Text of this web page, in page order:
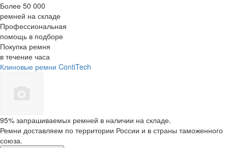
Более 50 000
ремней на складе
Профессиональная
помощь в подборе
Покупка ремня
в течение часа
Клиновые ремни ContiTech
95% запрашиваемых ремней в наличии на складе.
Ремни доставляем по территории России и в страны таможенного
союза.